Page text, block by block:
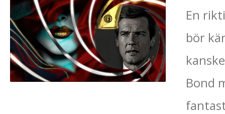
En
bör
Bond